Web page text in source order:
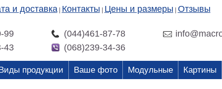
и доставка Контакты Цены и размеры Отзывы
99 (044)461-87-78
43
(068)239-34-36
продукции Ваше фото Модульные Картины